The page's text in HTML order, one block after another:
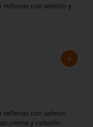
rellenas con salmón y
rellenas con salmón
crema y cebollín.